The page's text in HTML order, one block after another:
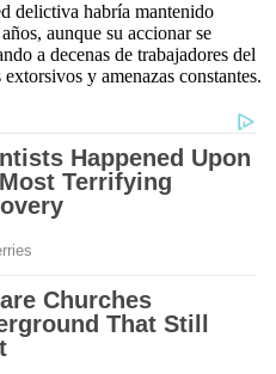
delictiva habría mantenido
aunque su accionar se
a decenas de trabajadores del
y amenazas constantes.